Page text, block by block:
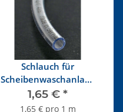
Schlauch für
Scheibenwaschanlage
4 x 1
1,65 € *
1,65 € pro 1 m